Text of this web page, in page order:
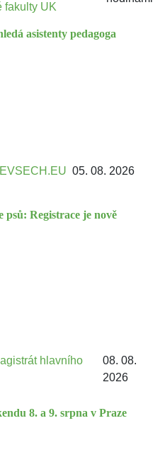
fakulty UK
asistenty pedagoga
05. 08. 2026
psů: Registrace je nově
hlavního
08. 08.
2026
8. a 9. srpna v Praze